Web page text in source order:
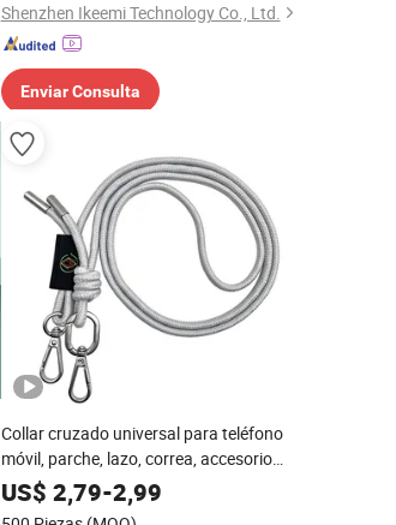
Shenzhen Ikeemi Technology Co., Ltd.
Enviar Consulta
Collar cruzado universal para teléfono
móvil, parche, lazo, correa, accesorio
para teléfono móvil
US$ 2,79-2,99